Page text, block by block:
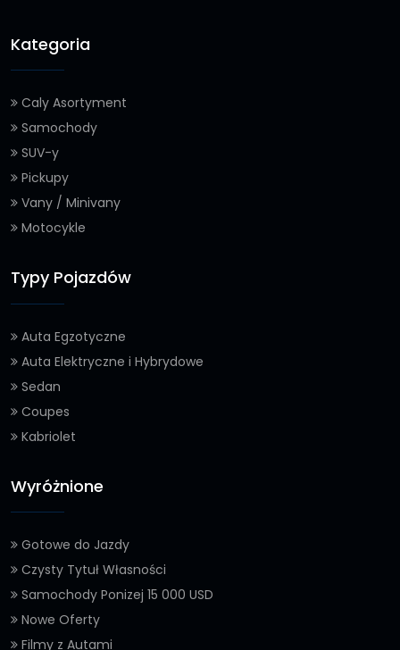
Kategoria
Caly Asortyment
Samochody
SUV-y
Pickupy
Vany / Minivany
Motocykle
Typy Pojazdów
Auta Egzotyczne
Auta Elektryczne i Hybrydowe
Sedan
Coupes
Kabriolet
Wyróżnione
Gotowe do Jazdy
Czysty Tytuł Własności
Samochody Ponizej 15 000 USD
Nowe Oferty
Filmy z Autami